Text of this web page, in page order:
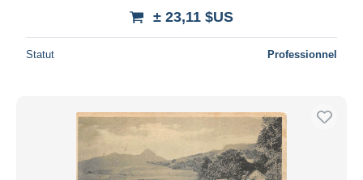
± 23,11 $US
Statut Professionnel